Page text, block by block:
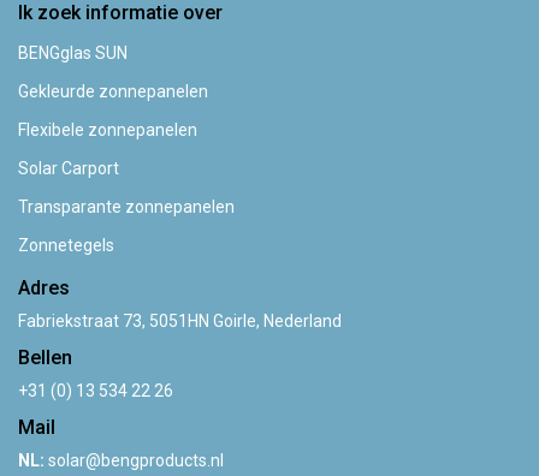
Ik zoek informatie over
BENGglas SUN
Gekleurde zonnepanelen
Flexibele zonnepanelen
Solar Carport
Transparante zonnepanelen
Zonnetegels
Adres
Fabriekstraat 73, 5051HN Goirle, Nederland
Bellen
+31 (0) 13 534 22 26
Mail
NL: solar@bengproducts.nl